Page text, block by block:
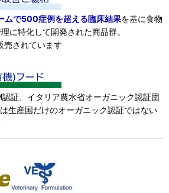
ムで500症例を超える臨床結果を基に食物
に特化して開発された商品群。
売されています
証、イタリア農水省オーガニック認証団
生産国だけのオーガニック認証ではない